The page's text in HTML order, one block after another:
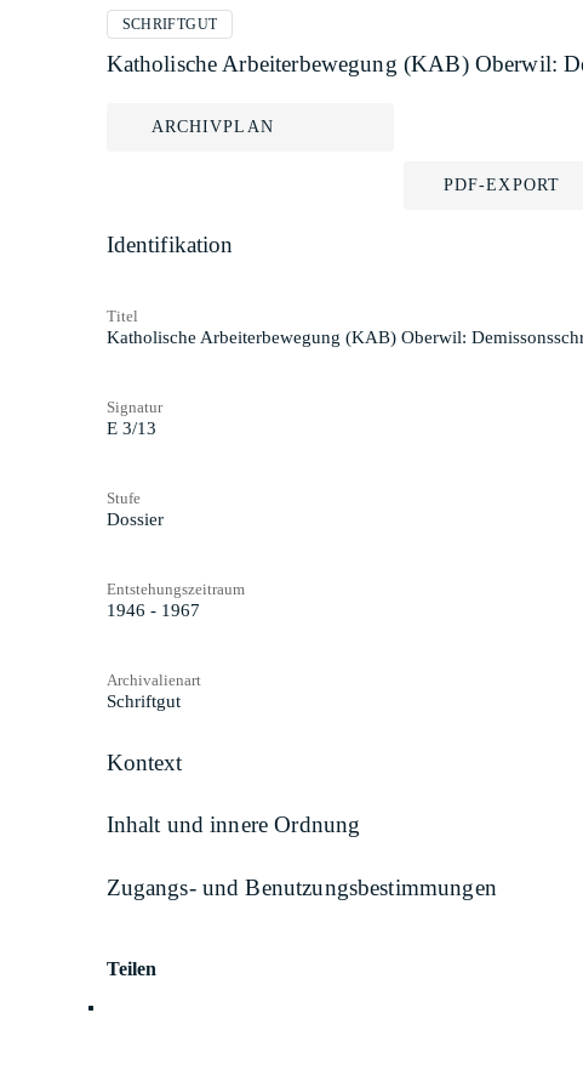
SCHRIFTGUT
Katholische Arbeiterbewegung (KAB) Oberwil:
ARCHIVPLAN
PDF-EXPORT
Identifikation
Titel
Katholische Arbeiterbewegung (KAB) Oberwil:
Signatur
E 3/13
Stufe
Dossier
Entstehungszeitraum
1946 - 1967
Archivalienart
Schriftgut
Kontext
Inhalt und innere Ordnung
Zugangs- und Benutzungsbestimmungen
Teilen